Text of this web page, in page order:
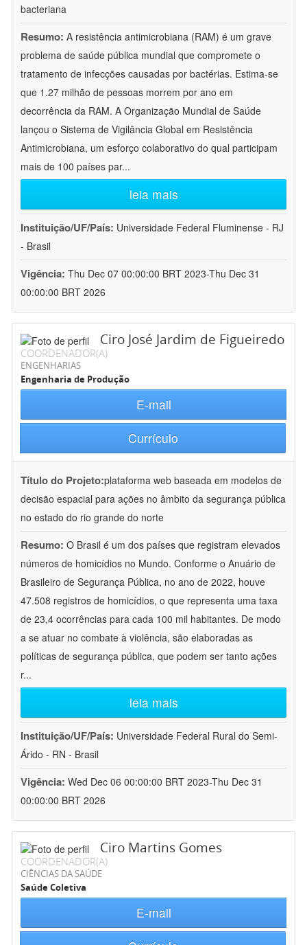
bacteriana
Resumo: A resistência antimicrobiana (RAM) é um grave
problema de saúde pública mundial que compromete o
tratamento de infecções causadas por bactérias. Estima-se
que 1.27 milhão de pessoas morrem por ano em
decorrência da RAM. A Organização Mundial de Saúde
lançou o Sistema de Vigilância Global em Resistência
Antimicrobiana, um esforço colaborativo do qual participam
mais de 100 países par...
leia mais
Instituição/UF/País: Universidade Federal Fluminense - RJ
- Brasil
Vigência: Thu Dec 07 00:00:00 BRT 2023-Thu Dec 31
00:00:00 BRT 2026
Ciro José Jardim de Figueiredo
COORDENADOR(A)
ENGENHARIAS
Engenharia de Produção
E-mail
Currículo
Título do Projeto:plataforma web baseada em modelos de
decisão espacial para ações no âmbito da segurança pública
no estado do rio grande do norte
Resumo: O Brasil é um dos países que registram elevados
números de homicídios no Mundo. Conforme o Anuário de
Brasileiro de Segurança Pública, no ano de 2022, houve
47.508 registros de homicídios, o que representa uma taxa
de 23,4 ocorrências para cada 100 mil habitantes. De modo
a se atuar no combate à violência, são elaboradas as
políticas de segurança pública, que podem ser tanto ações
r...
leia mais
Instituição/UF/País: Universidade Federal Rural do Semi-
Árido - RN - Brasil
Vigência: Wed Dec 06 00:00:00 BRT 2023-Thu Dec 31
00:00:00 BRT 2026
Ciro Martins Gomes
COORDENADOR(A)
CIÊNCIAS DA SAÚDE
Saúde Coletiva
E-mail